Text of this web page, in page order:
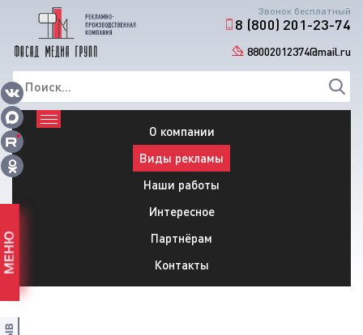
Звонок бесплатный
8 (800) 201-23-74
88002012374@mail.ru
О компании
Виды рекламы
Наши работы
Интересное
Партнёрам
Контакты
МЕНЮ